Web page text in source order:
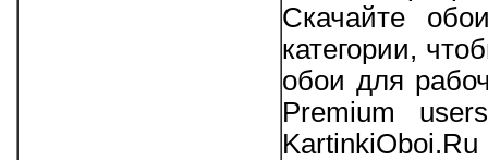
Скачайте
категории,
обои для
Premium
KartinkiOboi.Ru